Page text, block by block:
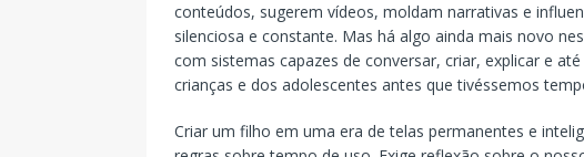
conteúdos, sugerem vídeos, moldam narrativas e
silenciosa e constante. Mas há algo ainda mais novo
com sistemas capazes de conversar, criar, explicar e
crianças e dos adolescentes antes que tivéssemos
Criar um filho em uma era de telas permanentes e